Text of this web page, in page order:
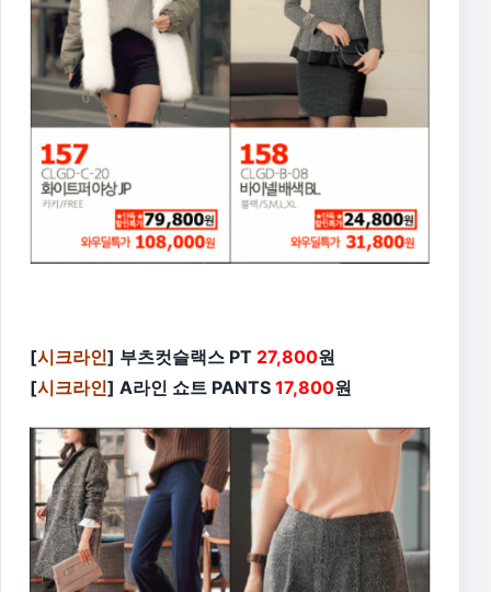
[시크라인] 부츠컷슬랙스 PT 27,800원
[시크라인] A라인 쇼트 PANTS 17,800원